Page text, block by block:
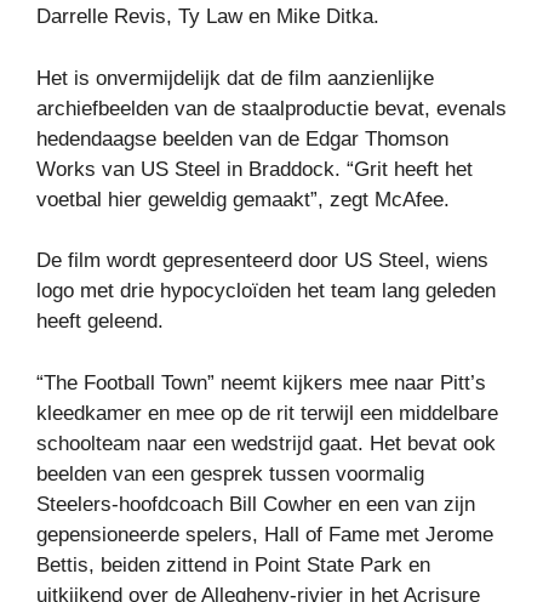
Darrelle Revis, Ty Law en Mike Ditka.
Het is onvermijdelijk dat de film aanzienlijke
archiefbeelden van de staalproductie bevat, evenals
hedendaagse beelden van de Edgar Thomson
Works van US Steel in Braddock. “Grit heeft het
voetbal hier geweldig gemaakt”, zegt McAfee.
De film wordt gepresenteerd door US Steel, wiens
logo met drie hypocycloïden het team lang geleden
heeft geleend.
“The Football Town” neemt kijkers mee naar Pitt’s
kleedkamer en mee op de rit terwijl een middelbare
schoolteam naar een wedstrijd gaat. Het bevat ook
beelden van een gesprek tussen voormalig
Steelers-hoofdcoach Bill Cowher en een van zijn
gepensioneerde spelers, Hall of Fame met Jerome
Bettis, beiden zittend in Point State Park en
uitkijkend over de Allegheny-rivier in het Acrisure